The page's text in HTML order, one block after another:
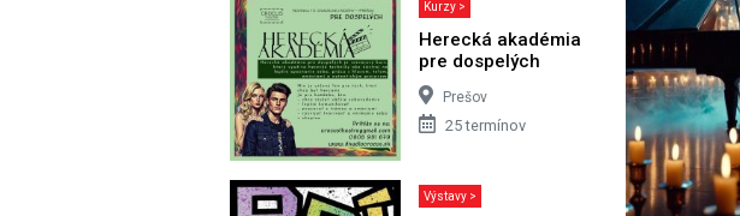
Kurzy >
Herecká akadémia
pre dospelých
Prešov
25 termínov
Výstavy >